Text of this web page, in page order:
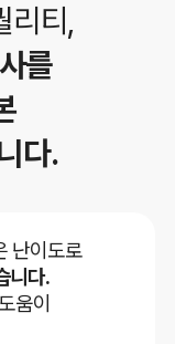
리티,
를
다.
난이도로
니다.
움이